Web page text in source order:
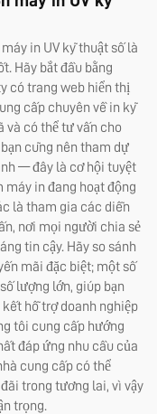
in UV kỹ thuật số là
Hãy bắt đầu bằng
có trang web hiển thị
cấp chuyên về in kỹ
và có thể tư vấn cho
cũng nên tham dự
— đây là cơ hội tuyệt
máy in đang hoạt động
là tham gia các diễn
nơi mọi người chia sẻ
tin cậy. Hãy so sánh
mãi đặc biệt; một số
lượng lớn, giúp bạn
hỗ trợ doanh nghiệp
tôi cung cấp hướng
đáp ứng nhu cầu của
cung cấp có thể
trong tương lai, vì vậy
trọng.